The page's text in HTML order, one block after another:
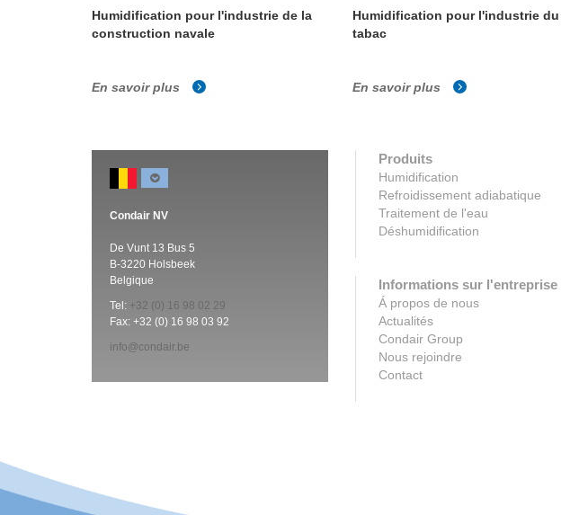
Humidification pour l'industrie de la
construction navale
En savoir plus
Humidification pour l'industrie du
tabac
En savoir plus
Condair NV
De Vunt 13 Bus 5
B-3220 Holsbeek
Belgique
Tel: +32 (0) 16 98 02 29
Fax: +32 (0) 16 98 03 92
info@condair.be
Produits
Humidification
Refroidissement adiabatique
Traitement de l'eau
Déshumidification
Informations sur l'entreprise
Á propos de nous
Actualités
Condair Group
Nous rejoindre
Contact